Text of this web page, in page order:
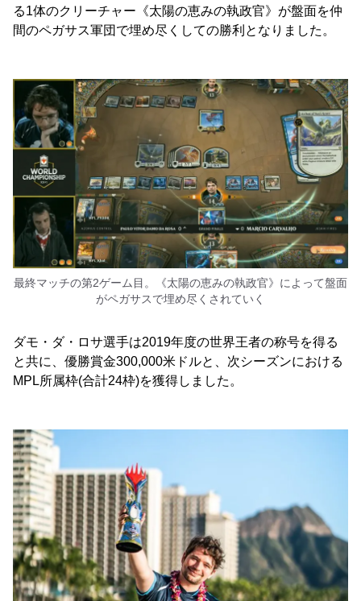
る1体のクリーチャー《太陽の恵みの執政官》が盤面を仲
間のペガサス軍団で埋め尽くしての勝利となりました。
最終マッチの第2ゲーム目。《太陽の恵みの執政官》によって盤面
がペガサスで埋め尽くされていく
ダモ・ダ・ロサ選手は2019年度の世界王者の称号を得る
と共に、優勝賞金300,000米ドルと、次シーズンにおける
MPL所属枠(合計24枠)を獲得しました。